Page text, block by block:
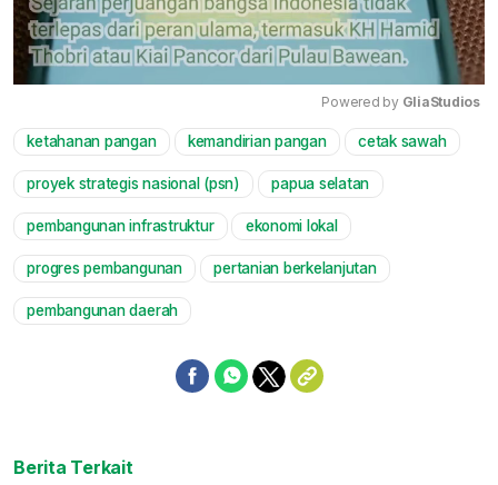
Mute
Powered by GliaStudios
ketahanan pangan kemandirian pangan cetak sawah
proyek strategis nasional (psn) papua selatan
pembangunan infrastruktur ekonomi lokal
progres pembangunan pertanian berkelanjutan
pembangunan daerah
Berita Terkait